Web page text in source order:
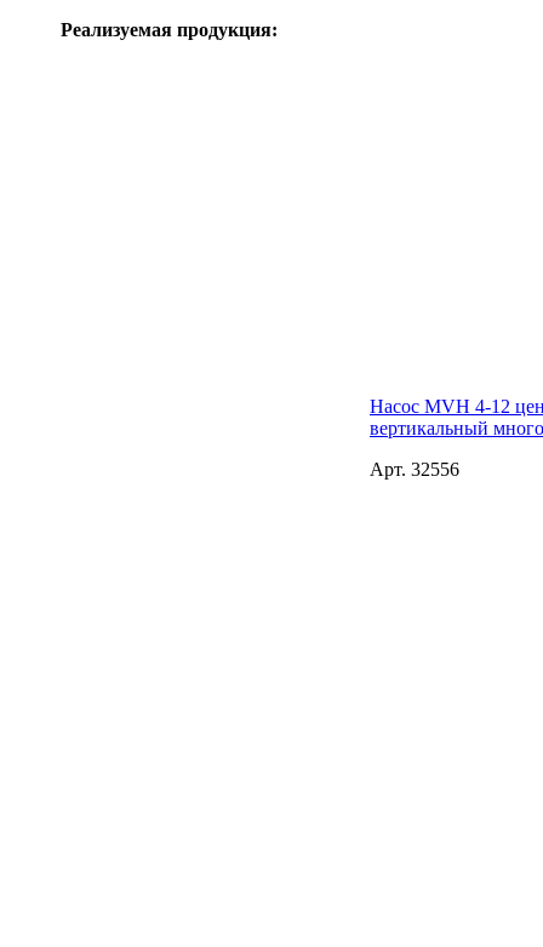
Реализуемая продукция:
Насос MVH 4-12
вертикальный
Арт. 32556